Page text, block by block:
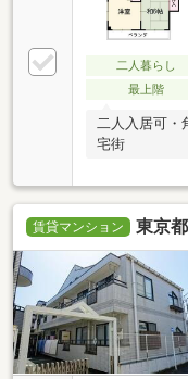
二人暮らし
最上階
二人入居可・
宅街
賃貸マンション 東京